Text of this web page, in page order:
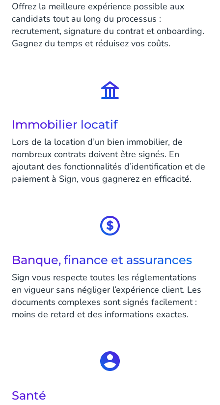
Offrez la meilleure expérience possible aux
candidats tout au long du processus :
recrutement, signature du contrat et onboarding.
Gagnez du temps et réduisez vos coûts.
Immobilier locatif
Lors de la location d’un bien immobilier, de
nombreux contrats doivent être signés. En
ajoutant des fonctionnalités d’identification et de
paiement à Sign, vous gagnerez en efficacité.
Banque, finance et assurances
Sign vous respecte toutes les réglementations
en vigueur sans négliger l’expérience client. Les
documents complexes sont signés facilement :
moins de retard et des informations exactes.
Santé